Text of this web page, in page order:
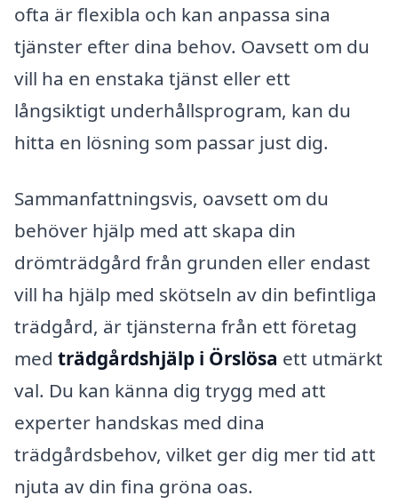
ofta är flexibla och kan anpassa sina
tjänster efter dina behov. Oavsett om du
vill ha en enstaka tjänst eller ett
långsiktigt underhållsprogram, kan du
hitta en lösning som passar just dig.
Sammanfattningsvis, oavsett om du
behöver hjälp med att skapa din
drömträdgård från grunden eller endast
vill ha hjälp med skötseln av din befintliga
trädgård, är tjänsterna från ett företag
med trädgårdshjälp i Örslösa ett utmärkt
val. Du kan känna dig trygg med att
experter handskas med dina
trädgårdsbehov, vilket ger dig mer tid att
njuta av din fina gröna oas.